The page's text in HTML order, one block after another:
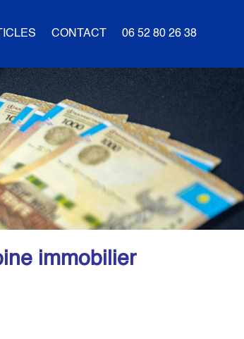
CONTACT 06 52 80 26 38
immobilier